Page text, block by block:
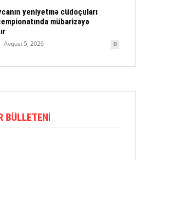
yeniyetmə cüdoçuları
mübarizəyə
Avqust 5, 2026 0
BÜLLETENI